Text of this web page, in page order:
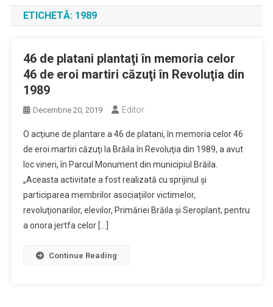
ETICHETĂ: 1989
46 de platani plantaţi în memoria celor
46 de eroi martiri căzuţi în Revoluţia din
1989
Decembrie 20, 2019 Editor
O acţiune de plantare a 46 de platani, în memoria celor 46
de eroi martiri căzuţi la Brăila în Revoluţia din 1989, a avut
loc vineri, în Parcul Monument din municipiul Brăila.
„Aceasta activitate a fost realizată cu sprijinul şi
participarea membrilor asociaţiilor victimelor,
revoluţionarilor, elevilor, Primăriei Brăila şi Seroplant, pentru
a onora jertfa celor […]
Continue Reading